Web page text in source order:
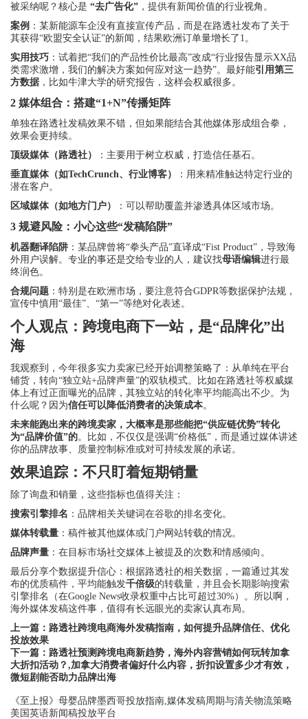
被采纳呢？核心是 “去广告化” ，提供有新闻价值的行业视角。
案例 ：某新能源车企没有直接宣传产品，而是在路透社发布了关于
其获得“欧盟安全认证”的新闻，结果欧洲订单量增长了1。
实用技巧 ：试着把“我们的产品性价比最高”改成“行业报告显示XX品
类需求激增，我们的解决方案如何应对这一趋势”。最好能引用第三
方数据 ，比如牛津大学的研究报告，这样会权威很多。
2 媒体组合：搭建“1+N”传播矩阵
单独在路透社发稿效果不错，但如果能结合其他媒体形成组合拳，
效果会更持续。
顶级媒体（路透社）
：主要用于树立权威，打造信任基石。
垂直媒体（如TechCrunch、行业博客）
：用来精准触达特定行业的
潜在客户。
区域媒体（如地方门户）
：可以帮助覆盖并渗透具体区域市场。
3 规避风险：小心这些“发稿陷阱”
机器翻译陷阱 ：某品牌曾将“拳头产品”直译成“Fist Product”，导致海
外用户误解。专业的事还是交给专业的人，建议找母语编辑进行最
终润色。
合规问题 ：特别是在欧洲市场，要注意符合GDPR等数据保护法规，
宣传中慎用“最佳”、“第一”等绝对化表述。
个人观点：跨境电商下一站，是“品牌化”出
海
我观察到，今年很多实力卖家已经开始调整策略了：从单纯在平台
铺货，转向“独立站+品牌声量”的双轨模式。比如在路透社等权威媒
体上有过正面曝光的品牌，其独立站的转化率平均能高出不少。为
什么呢？因为信任可以降低消费者的决策成本。
未来能跑出来的跨境卖家，大概率是那些能把“供应链优势”转化
为“品牌价值”的。比如，不仅仅是强调“价格低”，而是通过媒体讲述
你的品牌故事、质量控制标准或对可持续发展的承诺。
效果追踪：不只盯着短期销量
除了询盘和销量，这些指标也值得关注：
搜索引擎排名 ：品牌相关关键词在谷歌的排名变化。
媒体转载量 ：稿件被其他媒体或门户网站转载的情况。
品牌声量 ：在目标市场社交媒体上被提及的次数和情感倾向。
最后分享个数据提升信心：根据路透社的相关数据，一篇通过其发
布的优质稿件，平均能触发千倍级的转载量，并且会长期影响搜索
引擎排名（在Google News收录权重中占比可超过30%）。所以啊，
海外媒体发稿这件事，值得有长远眼光的卖家认真布局。
上一篇： 路透社跨境电商海外发稿指南，如何提升品牌信任、优化
投放效果
下一篇： 路透社预测跨境电商新趋势，海外内容营销如何玩转加拿
大折扣活动？,加拿大消费者偏好什么内容，折扣设置多少才有效，
微短剧能否助力品牌出海
《至上报》母婴品牌墨西哥投放指南,媒体发稿周期与清关物流策略
美国英语新闻稿投放平台